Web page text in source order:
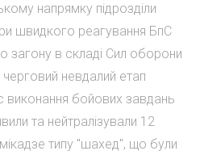
напрямку підрозділи
швидкого реагування БпС
загону в складі Сил оборони
невдалий етап
виконання бойових завдань
та нейтралізували 12
типу "шахед", що були